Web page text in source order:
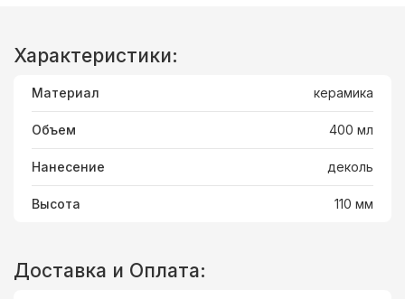
Характеристики:
Материал керамика
Объем 400 мл
Нанесение деколь
Высота 110 мм
Доставка и Оплата: